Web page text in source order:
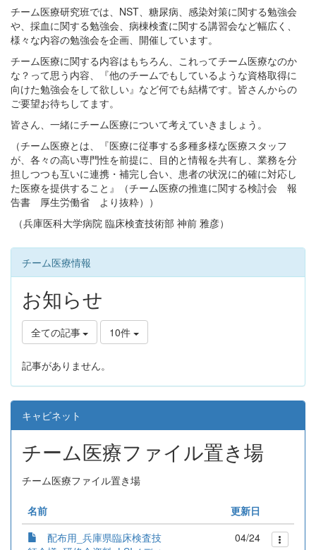
チーム医療研究班では、NST、糖尿病、感染対策に関する勉強会
や、採血に関する勉強会、病棟検査に関する講習会など幅広く、
様々な内容の勉強会を企画、開催しています。
チーム医療に関する内容はもちろん、これってチーム医療なのか
な？って思う内容、『他のチームでもしているような資格取得に
向けた勉強会をして欲しい』など何でも結構です。皆さんからの
ご要望お待ちしてます。
皆さん、一緒にチーム医療について考えていきましょう。
（チーム医療とは、『医療に従事する多種多様な医療スタッフ
が、各々の高い専門性を前提に、目的と情報を共有し、業務を分
担しつつも互いに連携・補完し合い、患者の状況に的確に対応し
た医療を提供すること』（チーム医療の推進に関する検討会 報
告書 厚生労働省 より抜粋））
（兵庫医科大学病院 臨床検査技術部 神前 雅彦）
チーム医療情報
お知らせ
全ての記事 10件
記事がありません。
キャビネット
チーム医療ファイル置き場
チーム医療ファイル置き場
名前
更新日
配布用_兵庫県臨床検査技
04/24